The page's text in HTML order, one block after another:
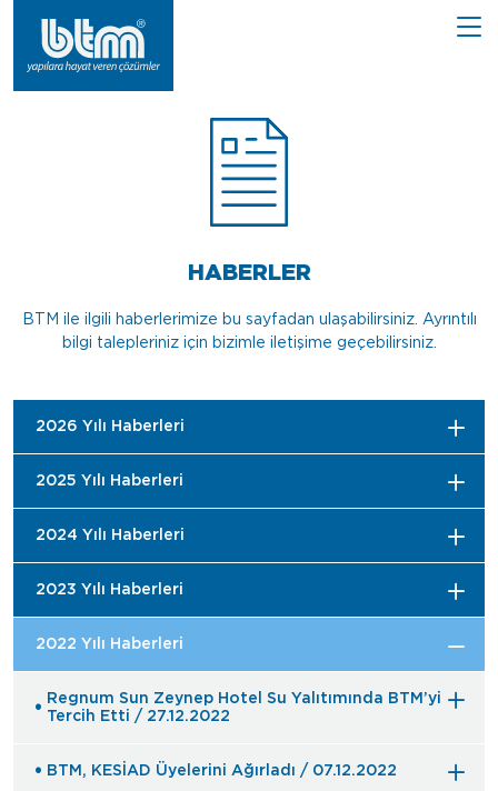
HABERLER
BTM ile ilgili haberlerimize bu sayfadan ulaşabilirsiniz. Ayrıntılı
bilgi talepleriniz için bizimle iletişime geçebilirsiniz.
2026 Yılı Haberleri
2025 Yılı Haberleri
2024 Yılı Haberleri
2023 Yılı Haberleri
2022 Yılı Haberleri
Regnum Sun Zeynep Hotel Su Yalıtımında BTM’yi
Tercih Etti / 27.12.2022
BTM, KESİAD Üyelerini Ağırladı / 07.12.2022